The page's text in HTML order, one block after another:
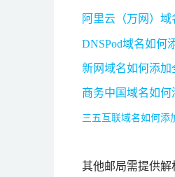
阿里云（万网）
DNSPod域名如何
新网域名如何添加
商务中国域名如
三五互联域名如何添
其他邮局需提供解